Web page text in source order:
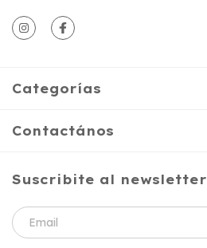
Categorías
Contactános
Suscribite al newsletter